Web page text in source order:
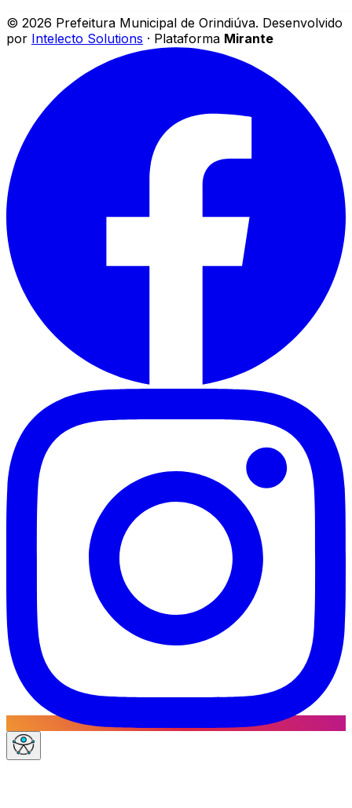
© 2026 Prefeitura Municipal de Orindiúva. Desenvolvido
por Intelecto Solutions · Plataforma Mirante